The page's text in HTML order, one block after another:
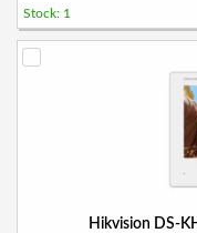
Stock: 1
Hikvision DS-